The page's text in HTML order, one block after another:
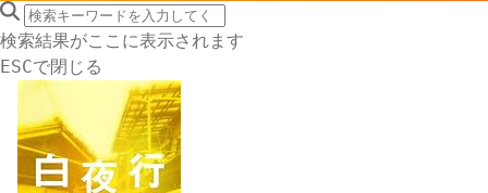
search icon
サイト内検索
検索結果がここに表示されます
ESCで閉じる